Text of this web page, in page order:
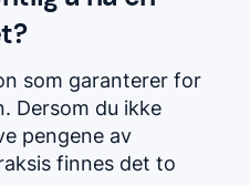
som garanterer for
Dersom du ikke
pengene av
finnes det to